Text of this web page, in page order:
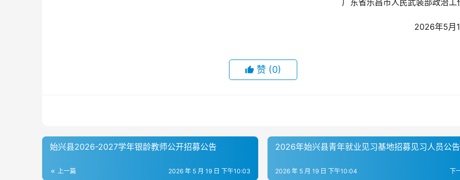
广东省乐昌市人民武装部政治工
2026年5月
赞 (0)
始兴县2026-2027学年银龄教师公开招募公告
上一篇 2026 年 5 月 19 日 下午10:03
2026年始兴县青年就业见习基地招募见习人员公告
下
2026 年 5 月 19 日 下午10:04